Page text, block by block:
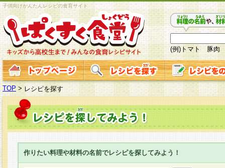
子供向けかんたんレシピの食育サイト
(例)トマト 豚肉
TOP > レシピを探す
作りたい料理や材料の名前でレシピを探してみよう！